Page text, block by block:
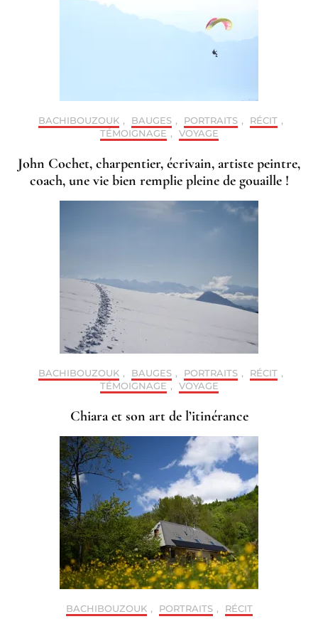
BACHIBOUZOUK , BAUGES , PORTRAITS , RÉCIT ,
TÉMOIGNAGE , VOYAGE
John Cochet, charpentier, écrivain, artiste peintre,
coach, une vie bien remplie pleine de gouaille !
BACHIBOUZOUK , BAUGES , PORTRAITS , RÉCIT ,
TÉMOIGNAGE , VOYAGE
Chiara et son art de l’itinérance
BACHIBOUZOUK , PORTRAITS , RÉCIT